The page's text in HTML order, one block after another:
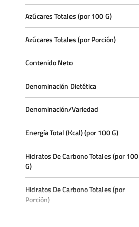
Azúcares Totales (por 100 G)
Azúcares Totales (por Porción)
Contenido Neto
Denominación Dietética
Denominación/Variedad
Energía Total (Kcal) (por 100 G)
Hidratos De Carbono Totales (por 100
G)
Hidratos De Carbono Totales (por
Porción)